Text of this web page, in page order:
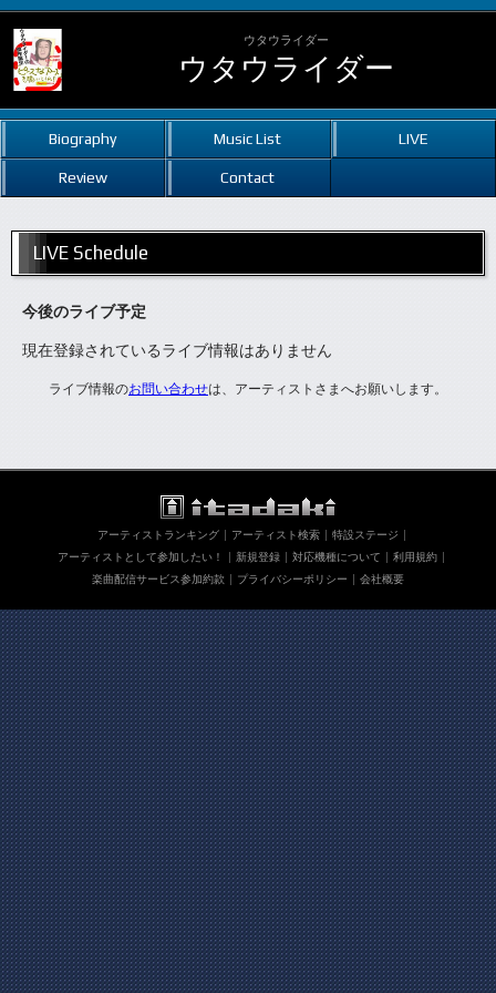
ウタウライダー
ウタウライダー
Biography Music List LIVE
Review Contact
LIVE Schedule
今後のライブ予定
現在登録されているライブ情報はありません
ライブ情報のお問い合わせは、アーティストさまへお願いします。
アーティストランキング アーティスト検索
特設ステージ
アーティストとして参加したい！
新規登録 対応機種について
利用規約
楽曲配信サービス参加約款
プライバシーポリシー 会社概要